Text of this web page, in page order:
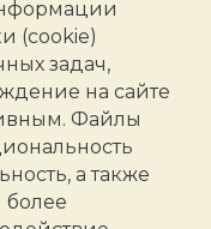
(cookie)
задач,
на сайте
Файлы
а также
более